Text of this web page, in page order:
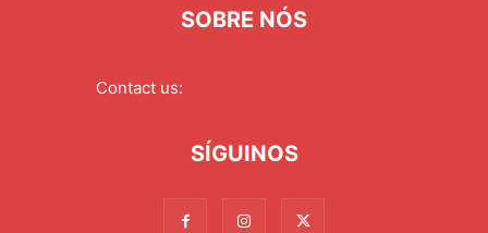
SOBRE NÓS
Contact us:
SÍGUINOS